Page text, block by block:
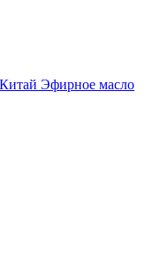
Эфирное масло